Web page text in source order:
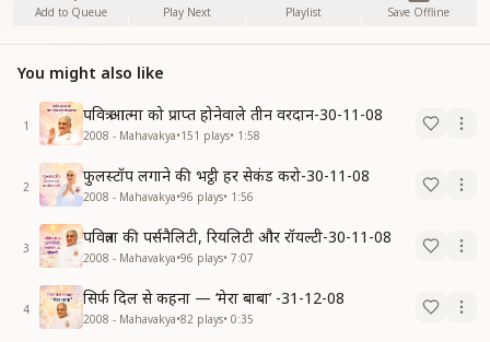
Add to Queue Play Next Playlist Save Offline
You might also like
1
पवित्र आत्मा को प्राप्त होनेवाले तीन वरदान-30-11-08
2008 - Mahavakya•151 plays• 1:58
2
फुलस्टॉप लगाने की भट्ठी हर सेकंड करो-30-11-08
2008 - Mahavakya•96 plays• 1:56
3
पवित्रता की पर्सनैलिटी, रियलिटी और रॉयल्टी-30-11-08
2008 - Mahavakya•96 plays• 7:07
4
सिर्फ दिल से कहना — ‘मेरा बाबा’ -31-12-08
2008 - Mahavakya•82 plays• 0:35